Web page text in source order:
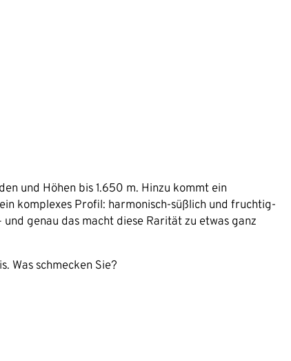
und Höhen bis 1.650 m. Hinzu kommt ein
komplexes Profil: harmonisch-süßlich und fruchtig-
genau das macht diese Rarität zu etwas ganz
Was schmecken Sie?